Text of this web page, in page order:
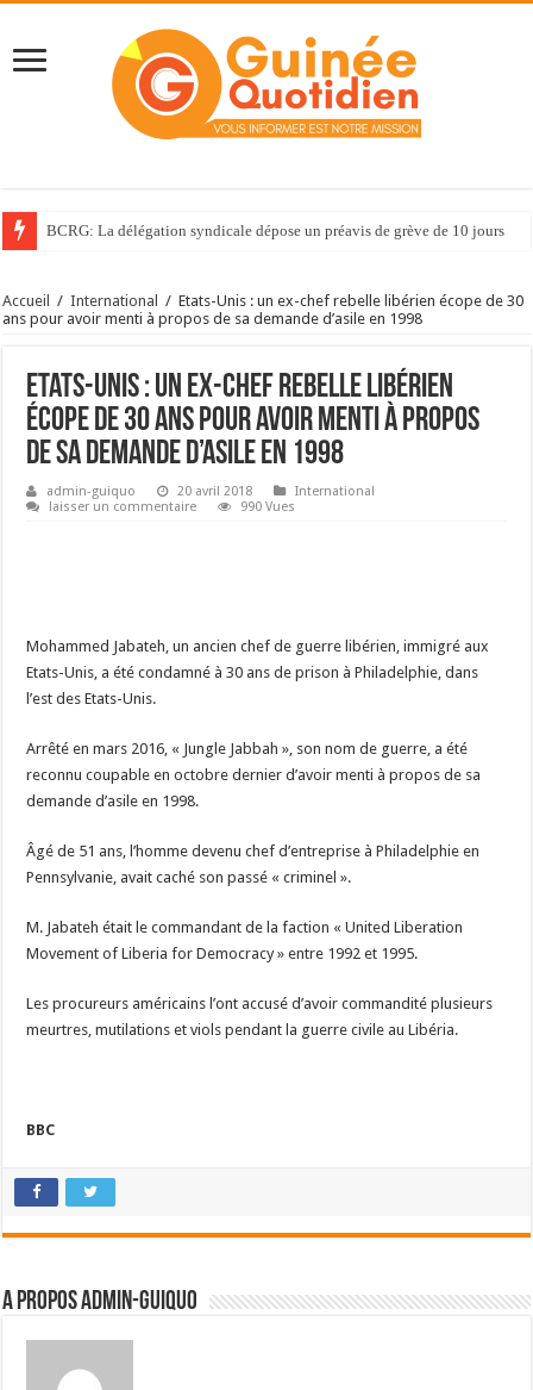
BCRG: La délégation syndicale dépose un préavis de grève de 10 jours
Accueil / International / Etats-Unis : un ex-chef rebelle libérien écope de 30
ans pour avoir menti à propos de sa demande d’asile en 1998
Etats-Unis : un ex-chef rebelle libérien
écope de 30 ans pour avoir menti à propos
de sa demande d’asile en 1998
admin-guiquo 20 avril 2018
International
laisser un commentaire
990 Vues
Mohammed Jabateh, un ancien chef de guerre libérien, immigré aux
Etats-Unis, a été condamné à 30 ans de prison à Philadelphie, dans
l’est des Etats-Unis.
Arrêté en mars 2016, « Jungle Jabbah », son nom de guerre, a été
reconnu coupable en octobre dernier d’avoir menti à propos de sa
demande d’asile en 1998.
Âgé de 51 ans, l’homme devenu chef d’entreprise à Philadelphie en
Pennsylvanie, avait caché son passé « criminel ».
M. Jabateh était le commandant de la faction « United Liberation
Movement of Liberia for Democracy » entre 1992 et 1995.
Les procureurs américains l’ont accusé d’avoir commandité plusieurs
meurtres, mutilations et viols pendant la guerre civile au Libéria.
BBC
A propos admin-guiquo